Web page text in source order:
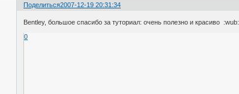
Поделиться2007-12-19 20:31:34
Bentley, большое спасибо за туториал: очень полезно и красиво :wub:
0